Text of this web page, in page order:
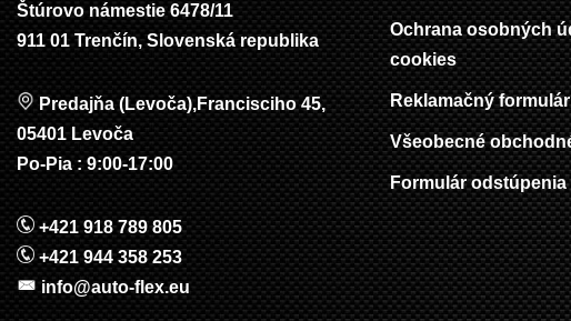
Štúrovo námestie 6478/11
911 01 Trenčín, Slovenská republika
Predajňa (Levoča),Francisciho 45,
05401 Levoča
Po-Pia : 9:00-17:00
+421 918 789 805
+421 944 358 253
info@auto-flex.eu
Ochrana osobných
cookies
Reklamačný formulár
Všeobecné
Formulár odstúpenia